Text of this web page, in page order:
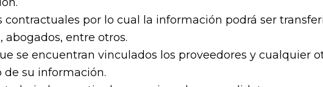
por lo cual la información podrá ser
entre otros.
se encuentran vinculados los proveedores y cualquier
de su información.